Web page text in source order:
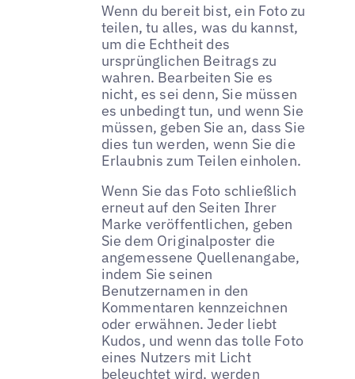
Wenn du bereit bist, ein Foto zu
teilen, tu alles, was du kannst,
um die Echtheit des
ursprünglichen Beitrags zu
wahren. Bearbeiten Sie es
nicht, es sei denn, Sie müssen
es unbedingt tun, und wenn Sie
müssen, geben Sie an, dass Sie
dies tun werden, wenn Sie die
Erlaubnis zum Teilen einholen.
Wenn Sie das Foto schließlich
erneut auf den Seiten Ihrer
Marke veröffentlichen, geben
Sie dem Originalposter die
angemessene Quellenangabe,
indem Sie seinen
Benutzernamen in den
Kommentaren kennzeichnen
oder erwähnen. Jeder liebt
Kudos, und wenn das tolle Foto
eines Nutzers mit Licht
beleuchtet wird, werden